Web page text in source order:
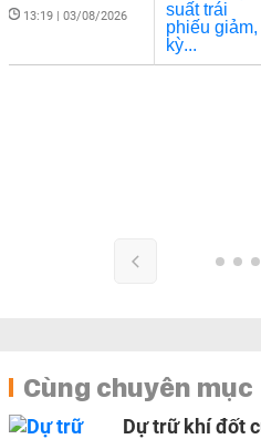
13:19 | 03/08/2026
Cùng chuyên mục
Dự trữ khí đốt